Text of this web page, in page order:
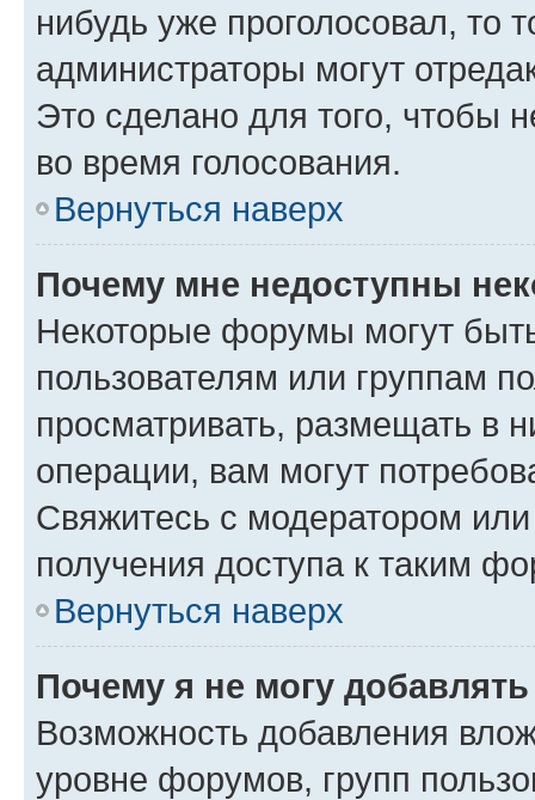
нибудь уже проголосовал, то
администраторы могут
Это сделано для того, чтобы
во время голосования.
Вернуться наверх
Почему мне недоступны
Некоторые форумы могут
пользователям или группам
просматривать, размещать в
операции, вам могут
Свяжитесь с модератором
получения доступа к таким
Вернуться наверх
Почему я не могу
Возможность добавления
уровне форумов, групп